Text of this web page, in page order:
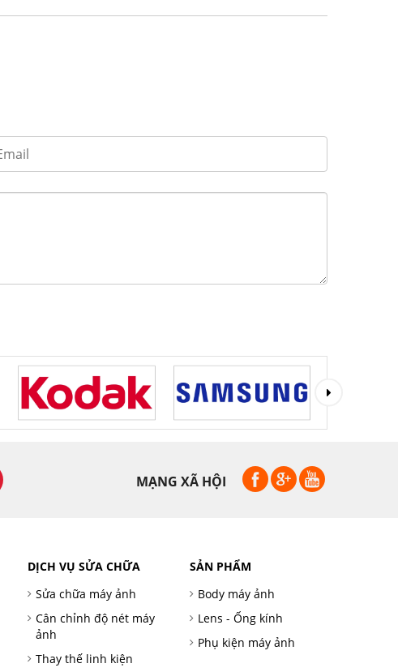
MẠNG XÃ HỘI
DỊCH VỤ SỬA CHỮA
Sửa chữa máy ảnh
Cân chỉnh độ nét máy
ảnh
Thay thế linh kiện
SẢN PHẨM
Body máy ảnh
Lens - Ống kính
Phụ kiện máy ảnh